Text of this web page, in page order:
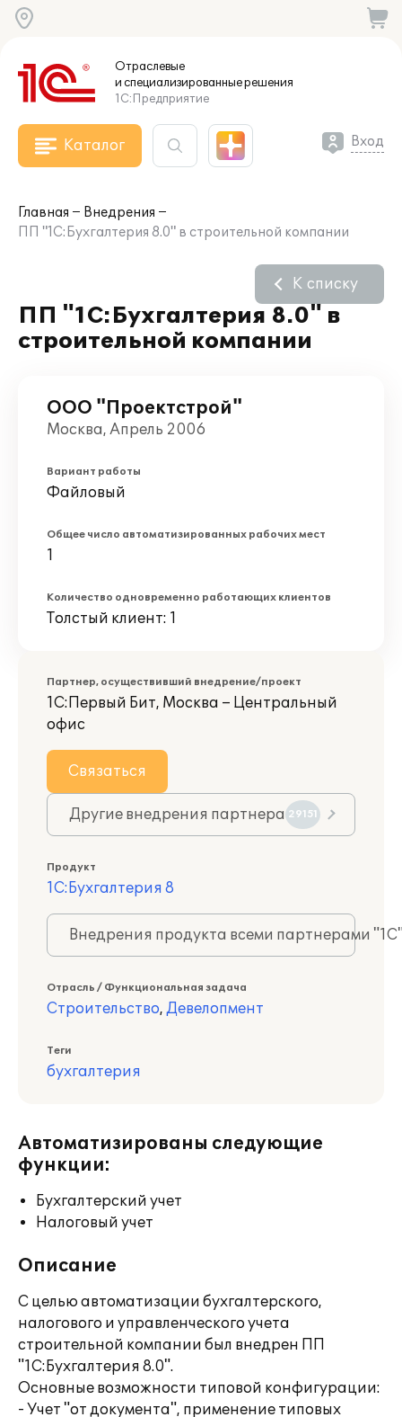
Отраслевые
и специализированныерешения
1С:Предприятие
Каталог Вход
Главная
Внедрения
ПП "1С:Бухгалтерия 8.0" в строительной компании
ПП "1С:Бухгалтерия 8.0" в
строительной компании
К списку
ООО "Проектстрой"
Москва, Апрель 2006
Вариант работы
Файловый
Общее число автоматизированных рабочих мест
1
Количество одновременно работающих клиентов
Толстый клиент: 1
Партнер, осуществивший внедрение/проект
1С:Первый Бит, Москва – Центральный
офис
Связаться
Другие внедрения партнера 29151
Продукт
1С:Бухгалтерия 8
Внедрения продукта всеми партнерами
Отрасль / Функциональная задача
Строительство, Девелопмент
Теги
бухгалтерия
Автоматизированы следующие
функции:
Бухгалтерский учет
Налоговый учет
Описание
С целью автоматизации бухгалтерского,
налогового и управленческого учета
строительной компании был внедрен ПП
"1С:Бухгалтерия 8.0".
Основные возможности типовой конфигурации:
- Учет "от документа", применение типовых